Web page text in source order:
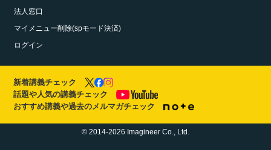
法人窓口
マイメニュー削除(spモード決済)
ログイン
新着講義チェック
話題や人気の講義チェック
おすすめ講義や過去のメルマガチェック
© 2014-2026 Imagineer Co., Ltd.